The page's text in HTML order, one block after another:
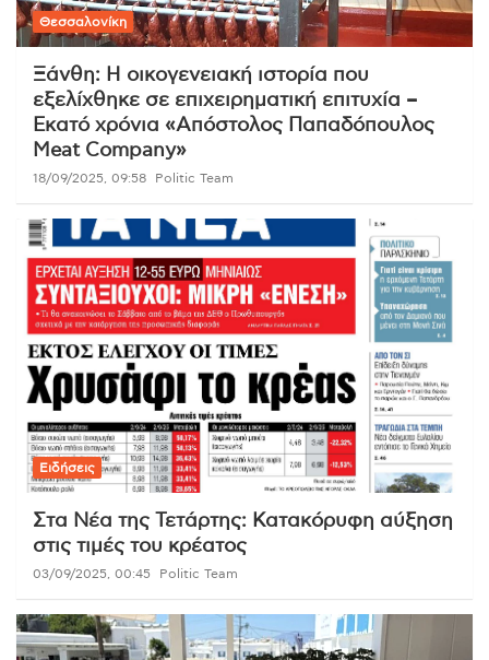
Θεσσαλονίκη
Ξάνθη: Η οικογενειακή ιστορία που
εξελίχθηκε σε επιχειρηματική επιτυχία –
Εκατό χρόνια «Απόστολος Παπαδόπουλος
Meat Company»
18/09/2025, 09:58 Politic Team
Ειδήσεις
Στα Νέα της Τετάρτης: Κατακόρυφη αύξηση
στις τιμές του κρέατος
03/09/2025, 00:45 Politic Team